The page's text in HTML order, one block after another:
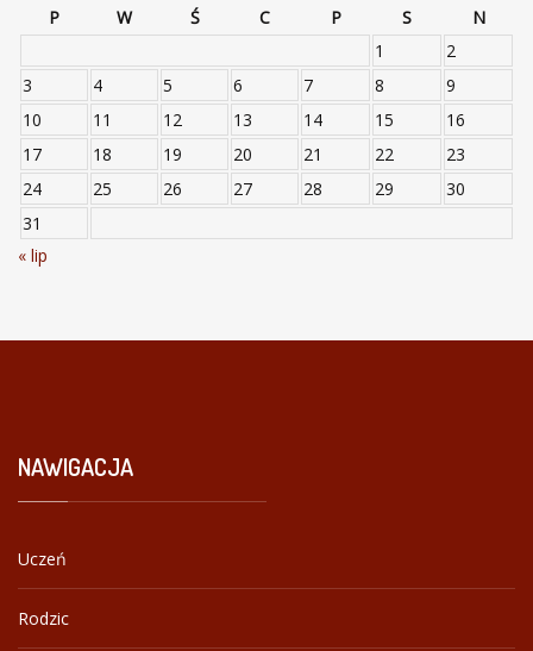
P
W Ś C P S
N
1
2
3
4 5 6 7 8
9
10
11 12 13 14 15
16
17
18 19 20 21 22
23
24
25 26 27 28 29
30
31
« lip
NAWIGACJA
Uczeń
Rodzic